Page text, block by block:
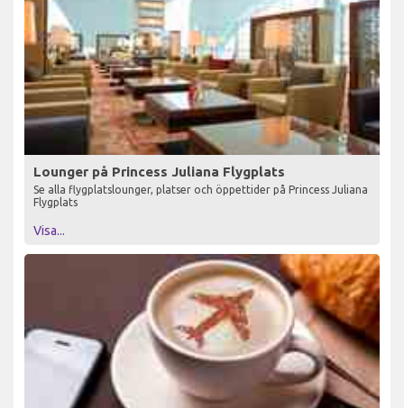
Lounger på Princess Juliana Flygplats
Se alla flygplatslounger, platser och öppettider på Princess Juliana
Flygplats
Visa...